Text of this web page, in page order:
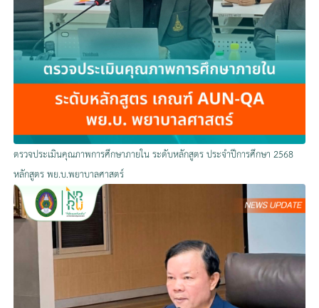
ตรวจประเมินคุณภาพการศึกษาภายใน ระดับหลักสูตร ประจำปีการศึกษา 2568
หลักสูตร พย.บ.พยาบาลศาสตร์